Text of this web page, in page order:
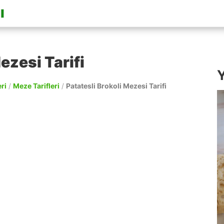
Tarifi
/ Meze Tarifleri / Patatesli Brokoli Mezesi Tarifi